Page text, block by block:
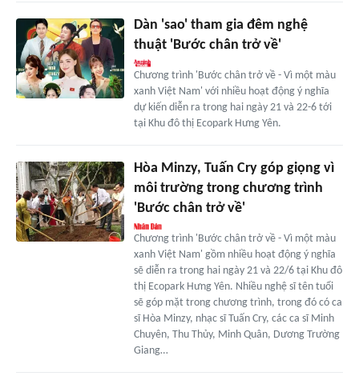
Dàn 'sao' tham gia đêm nghệ
thuật 'Bước chân trở về'
Chương trình 'Bước chân trở về - Vì một màu
xanh Việt Nam' với nhiều hoạt động ý nghĩa
dự kiến diễn ra trong hai ngày 21 và 22-6 tới
tại Khu đô thị Ecopark Hưng Yên.
Hòa Minzy, Tuấn Cry góp giọng vì
môi trường trong chương trình
'Bước chân trở về'
Chương trình 'Bước chân trở về - Vì một màu
xanh Việt Nam' gồm nhiều hoạt động ý nghĩa
sẽ diễn ra trong hai ngày 21 và 22/6 tại Khu đô
thị Ecopark Hưng Yên. Nhiều nghệ sĩ tên tuổi
sẽ góp mặt trong chương trình, trong đó có ca
sĩ Hòa Minzy, nhạc sĩ Tuấn Cry, các ca sĩ Minh
Chuyên, Thu Thủy, Minh Quân, Dương Trường
Giang…